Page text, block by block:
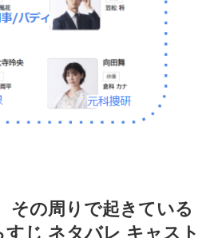
その周りで起きている
じ ネタバレ キャスト